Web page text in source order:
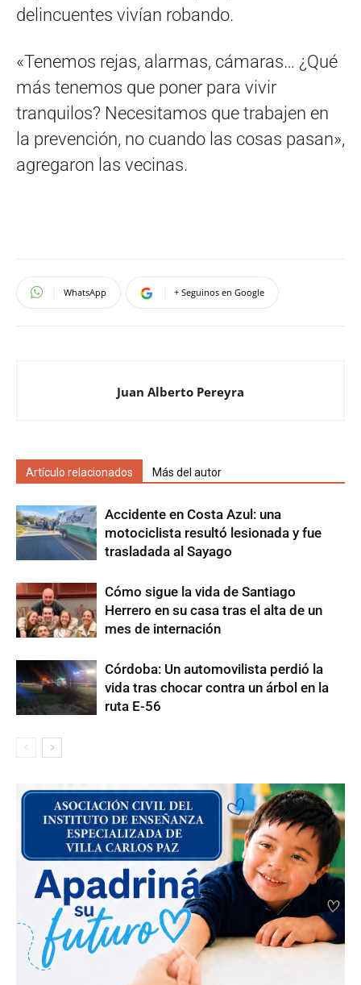
delincuentes vivían robando.
«Tenemos rejas, alarmas, cámaras… ¿Qué
más tenemos que poner para vivir
tranquilos? Necesitamos que trabajen en
la prevención, no cuando las cosas pasan»,
agregaron las vecinas.
WhatsApp + Seguinos en Google
Juan Alberto Pereyra
Artículo relacionados Más del autor
Accidente en Costa Azul: una
motociclista resultó lesionada y fue
trasladada al Sayago
Cómo sigue la vida de Santiago
Herrero en su casa tras el alta de un
mes de internación
Córdoba: Un automovilista perdió la
vida tras chocar contra un árbol en la
ruta E-56